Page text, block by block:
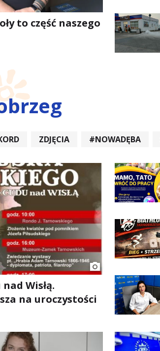
to część naszego
ZDJĘCIA #NOWADĘBA
Wisłą.
na uroczystości